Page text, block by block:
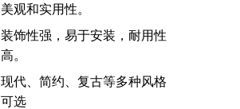
美观和实用性。
装饰性强，易于安装，耐用性
高。
现代、简约、复古等多种风格
可选